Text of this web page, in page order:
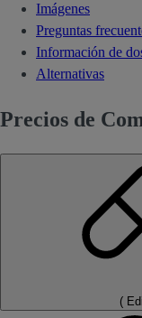
Imágenes
Preguntas
Información de
Alternativas
Precios de
(